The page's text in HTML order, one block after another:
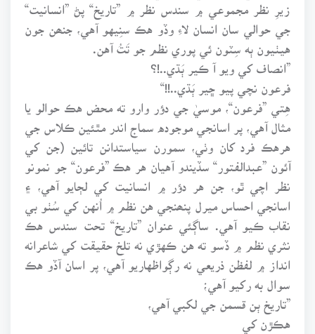
زيرِ نظر مجموعي ۾ سندس نظر ۾ ”تاريخ“ پڻ ”انسانيت“
جي حوالي سان انسان لاءِ وڏو هڪ سنِيهو آهي، جنھن جون
هيٺيون ٻه سِٽون ئي پوري نظم جو تَتُ آهن.
”انصاف کي ويو آ ڪير ٻَڌي..!؟
فرعون نچي پيو ڇير ٻَڌي..!!“
هِتي ”فرعون“، موسيٰ جي دؤر وارو ته محض هڪ حوالو يا
مثال آهي، پر اسانجي موجوده سماج اندر مٿئين ڪلاس جي
هرهڪ فرد کان وٺي، سمورن سياستدانن تائين (جن کي
آئون ”عبدالفتور“ سڏيندو آهيان هر هڪ ”فرعون“ جو نمونو
نظر اچي ٿو، جن هر دؤر ۾ انسانيت کي لڄايو آهي، ۽
اسانجي احساس ميرل پنھنجي هن نظم ۾ اُنهن کي سُٺو بي
نقاب ڪيو آهي. ساڳئي عنوان ”تاريخ“ تحت سندس هڪ
نثري نظم ۾ ڏسو ته هن ڪهڙي نه تلخ حقيقت کي شاعرانه
انداز ۾ لفظن ذريعي نه رڳواظهاريو آهي، پر اسان آڏو هڪ
سوال به رکيو آهي؛
”تاريخ ٻن قسمن جي لکبي آهي،
هڪڙن کي